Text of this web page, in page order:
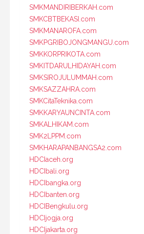
SMKMANDIRIBERKAH.com
SMKCBTBEKASI.com
SMKMANAROFA.com
SMKPGRIBOJONGMANGU.com
SMKKORPRIKOTA.com
SMKITDARULHIDAYAH.com
SMKSIROJULUMMAH.com
SMKSAZZAHRA.com
SMKCitaTeknika.com
SMKKARYAUNCINTA.com
SMKALHIKAM.com
SMK2LPPM.com
SMKHARAPANBANGSA2.com
HDCIaceh.org
HDCIbali.org
HDCIbangka.org
HDCIbanten.org
HDCIBengkulu.org
HDCIjogja.org
HDCIjakarta.org